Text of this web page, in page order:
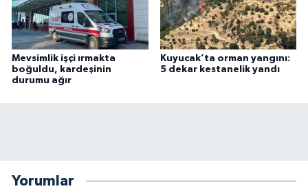
Mevsimlik işçi ırmakta
boğuldu, kardeşinin
durumu ağır
Kuyucak’ta orman yangını:
5 dekar kestanelik yandı
Yorumlar